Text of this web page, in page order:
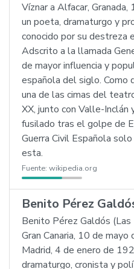
Víznar a Alfacar,
un poeta, dramaturgo y
conocido por su destreza
Adscrito a la llamada
de mayor influencia y
española del siglo. Como
una de las cimas del
XX, junto con Valle-Inclán
fusilado tras el golpe de
Guerra Civil Española
esta.
Fuente: wikipedia.org
Benito Pérez
Benito Pérez Galdós (Las
Gran Canaria, 10 de
Madrid, 4 de enero de
dramaturgo, cronista y